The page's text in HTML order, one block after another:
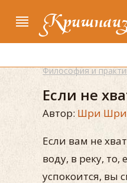
Философия и
Если не
Автор: Шри
Если вам не
воду, в реку,
успокоится, вы